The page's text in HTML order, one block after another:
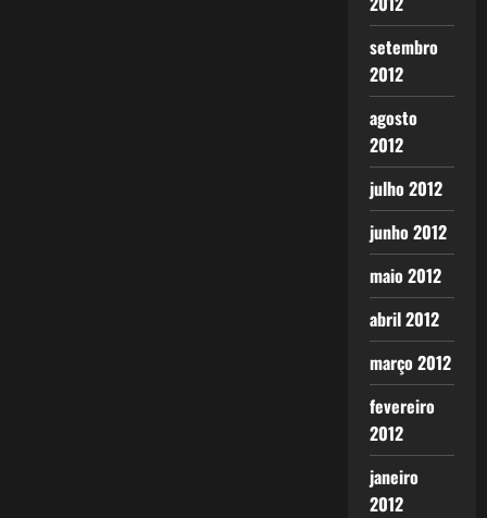
setembro
2012
agosto
2012
julho 2012
junho 2012
maio 2012
abril 2012
março 2012
fevereiro
2012
janeiro
2012